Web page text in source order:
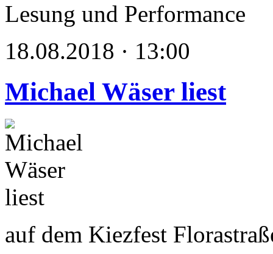
Lesung und Performance
18.08.2018 · 13:00
Michael Wäser liest
auf dem Kiezfest